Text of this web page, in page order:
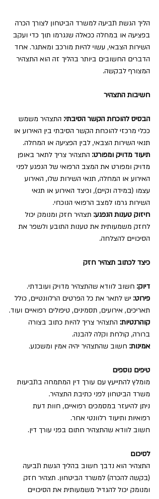
הליך הגשת תביעה למשרד הביטחון לצורך הכרה
בפציעה או במחלה ככאלה שנגרמו תוך כדי ועקב
השירות הצבאי, עשוי להיות מורכב ומאתגר. אחד
הדברים החשובים ביותר בהליך זה הוא התצהיר
המצורף לבקשה.
חשיבות התצהיר
הבסיס להוכחת הקשר הסיבתי: התצהיר משמש
ככלי מרכזי להוכחת הקשר הסיבתי בין האירוע או
תנאי השירות הצבאי, לבין הפציעה או המחלה.
תיעוד מדויק ומפורט: התצהיר צריך לתאר באופן
מדויק ומפורט את המצב הרפואי של הנפגע לפני
האירוע או המחלה, תנאי השירות שלו, האירוע
עצמו (במידה וקיים), וכיצד האירוע או תנאי
השירות גרמו למצב הרפואי הנוכחי.
חיזוק טענות הנפגע: תצהיר חזק ומנומק יכול
לחזק משמעותית את טענות התובע ולשפר את
הסיכויים להצלחה.
כיצד לכתוב תצהיר חזק
דיוק: חשוב לוודא שהתצהיר מדויק ועובדתי.
פירוט: יש לתאר את כל הפרטים הרלוונטיים, כולל
תאריכים, אירועים, תסמינים, טיפולים רפואיים ועוד.
קוהרנטיות: התצהיר צריך להיות כתוב בצורה
ברורה, קולחת וקלה להבנה.
אמינות: חשוב שהתצהיר יהיה אמין ומשכנע.
טיפים נוספים
מומלץ להתייעץ עם עורך דין המתמחה בתביעות
משרד הביטחון לפני כתיבת התצהיר.
ניתן להיעזר במסמכים רפואיים, חוות דעת
רפואיות ותיעוד רלוונטי אחר.
חשוב לוודא שהתצהיר חתום בפני עורך דין.
לסיכום
התצהיר הוא נדבך חשוב בהליך הגשת תביעה
(בקשה להכרה) למשרד הביטחון. תצהיר חזק
ומנומק יכול להגדיל משמעותית את הסיכויים